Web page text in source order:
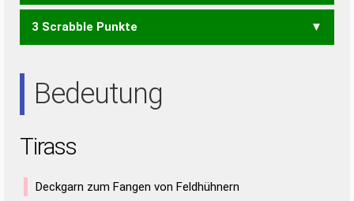
TRASS TRIAS
AIRS ASSI ASTI ASTS
RISS RIST RITA SARI SARS SIRS STAR TAIS TASS
3 Scrabble Punkte
Bedeutung
Tirass
Deckgarn zum Fangen von Feldhühnern